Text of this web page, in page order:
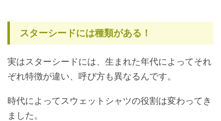
スターシードには種類がある！
実はスターシードには、生まれた年代によってそれ
ぞれ特徴が違い、呼び方も異なるんです。
時代によってスウェットシャツの役割は変わってき
ました。